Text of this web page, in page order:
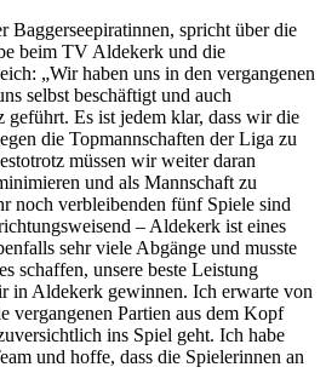
Baggerseepiratinnen, spricht über die
beim TV Aldekerk und die
„Wir haben uns in den vergangenen
selbst beschäftigt und auch
geführt. Es ist jedem klar, dass wir die
die Topmannschaften der Liga zu
müssen wir weiter daran
und als Mannschaft zu
noch verbleibenden fünf Spiele sind
– Aldekerk ist eines
sehr viele Abgänge und musste
schaffen, unsere beste Leistung
in Aldekerk gewinnen. Ich erwarte von
vergangenen Partien aus dem Kopf
ins Spiel geht. Ich habe
und hoffe, dass die Spielerinnen an